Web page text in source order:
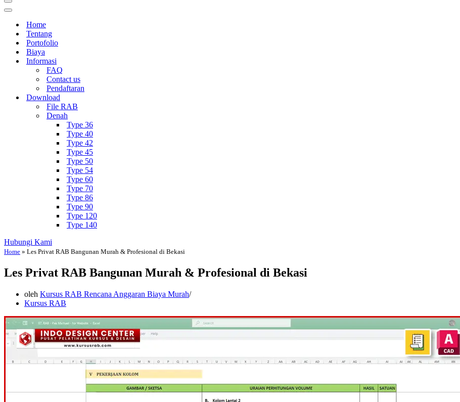
Menu
Navigasi
Menu
NavigasiHome
Tentang
Portofolio
Biaya
Informasi
FAQ
Contact us
Pendaftaran
Download
File RAB
Denah
Type 36
Type 40
Type 42
Type 45
Type 50
Type 54
Type 60
Type 70
Type 86
Type 90
Type 120
Type 140
Hubungi Kami
Home » Les Privat RAB Bangunan Murah & Profesional di Bekasi
Les Privat RAB Bangunan Murah & Profesional di Bekasi
oleh Kursus RAB Rencana Anggaran Biaya Murah
Kursus RAB